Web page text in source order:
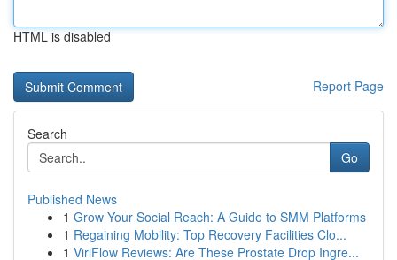
HTML is disabled
Report Page
Search
Go
Published News
1 Grow Your Social Reach: A Guide to SMM Platforms
1 Regaining Mobility: Top Recovery Facilities Clo...
1 ViriFlow Reviews: Are These Prostate Drop Ingre...